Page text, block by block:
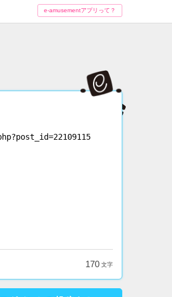
e-amusementアプリって？
170 文字